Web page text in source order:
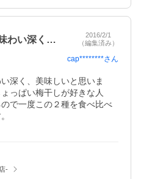
うす味も白干しも非常に味わい深く、美味…
2016/2/1
（編集済み）
cap********さん
深く、美味しいと思いま
っぱい梅干しが好きな人
で一度この２種を食べ比べ
-